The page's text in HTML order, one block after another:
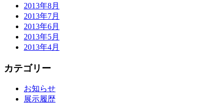
2013年8月
2013年7月
2013年6月
2013年5月
2013年4月
カテゴリー
お知らせ
展示履歴